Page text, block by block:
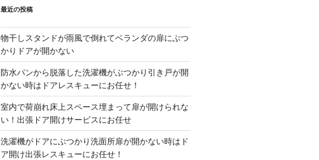
最近の投稿
物干しスタンドが雨風で倒れてベランダの扉にぶつ
かりドアが開かない
防水パンから脱落した洗濯機がぶつかり引き戸が開
かない時はドアレスキューにお任せ！
室内で荷崩れ床上スペース埋まって扉が開けられな
い！出張ドア開けサービスにお任せ
洗濯機がドアにぶつかり洗面所扉が開かない時はド
ア開け出張レスキューにお任せ！